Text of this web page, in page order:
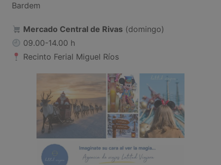
Bardem
Mercado Central de Rivas (domingo)
09.00-14.00 h
Recinto Ferial Miguel Ríos